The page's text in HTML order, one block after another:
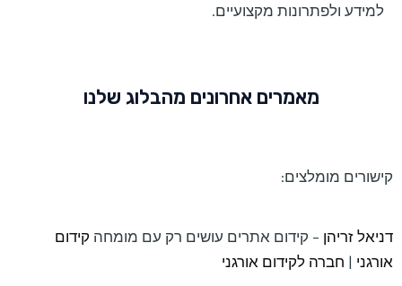
למידע ולפתרונות מקצועיים.
מאמרים אחרונים מהבלוג שלנו
קישורים מומלצים:
דניאל זריהן – קידום אתרים עושים רק עם מומחה קידום
אורגני | חברה לקידום אורגני